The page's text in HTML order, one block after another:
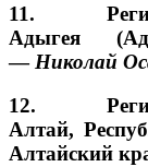
11.
Адыгея
— Николай
12.
Алтай,
Алтайский